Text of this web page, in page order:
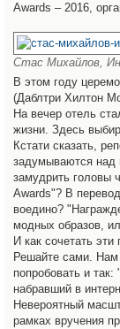
Awards – 2016,
Стас Михайлов,
В этом году
(Даблтри Хилтон
На вечер отель
жизни. Здесь
Кстати сказать,
задумываются над
замудрить головы
Awards"? В
воедино?
модных образов,
И как сочетать
Решайте сами. Нам
попробовать и
набравший в
Невероятный
рамках вручения